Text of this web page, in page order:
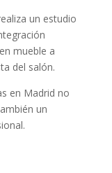
un estudio
mueble a
del salón.
en Madrid no
un